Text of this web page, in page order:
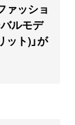
ッショ
ルモデ
ト)」が